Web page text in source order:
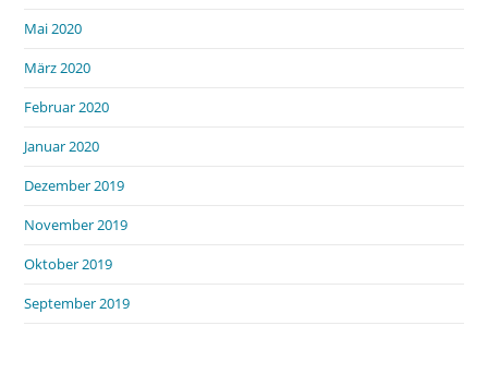
Mai 2020
März 2020
Februar 2020
Januar 2020
Dezember 2019
November 2019
Oktober 2019
September 2019